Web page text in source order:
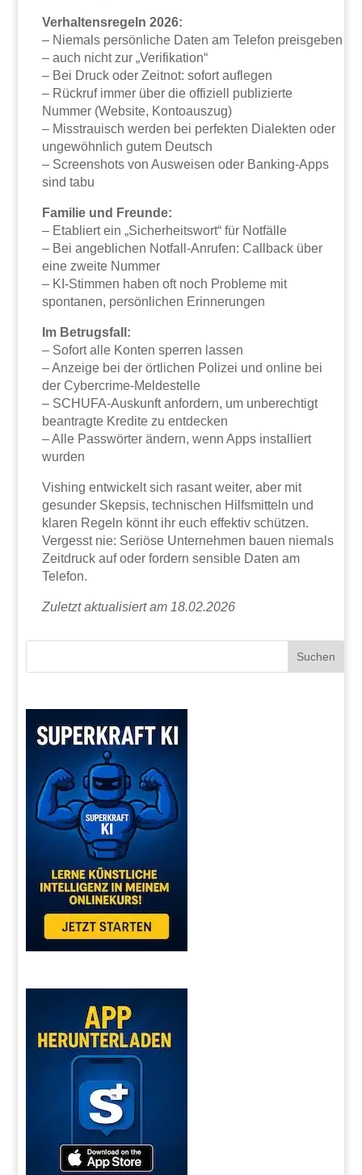
Verhaltensregeln 2026:
– Niemals persönliche Daten am Telefon preisgeben
– auch nicht zur „Verifikation“
– Bei Druck oder Zeitnot: sofort auflegen
– Rückruf immer über die offiziell publizierte
Nummer (Website, Kontoauszug)
– Misstrauisch werden bei perfekten Dialekten oder
ungewöhnlich gutem Deutsch
– Screenshots von Ausweisen oder Banking-Apps
sind tabu
Familie und Freunde:
– Etabliert ein „Sicherheitswort“ für Notfälle
– Bei angeblichen Notfall-Anrufen: Callback über
eine zweite Nummer
– KI-Stimmen haben oft noch Probleme mit
spontanen, persönlichen Erinnerungen
Im Betrugsfall:
– Sofort alle Konten sperren lassen
– Anzeige bei der örtlichen Polizei und online bei
der Cybercrime-Meldestelle
– SCHUFA-Auskunft anfordern, um unberechtigt
beantragte Kredite zu entdecken
– Alle Passwörter ändern, wenn Apps installiert
wurden
Vishing entwickelt sich rasant weiter, aber mit
gesunder Skepsis, technischen Hilfsmitteln und
klaren Regeln könnt ihr euch effektiv schützen.
Vergesst nie: Seriöse Unternehmen bauen niemals
Zeitdruck auf oder fordern sensible Daten am
Telefon.
Zuletzt aktualisiert am 18.02.2026